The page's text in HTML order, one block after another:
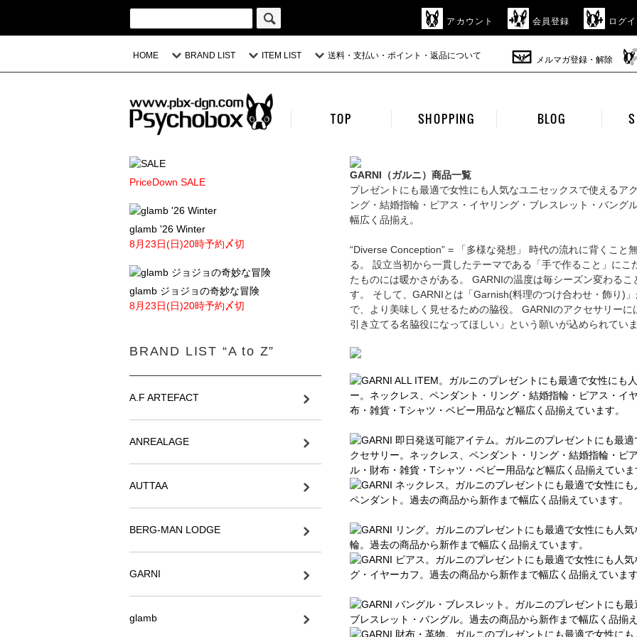
アカウント 会員登録 ログ
HOME BRAND LIST ITEM LIST 送料・支払い・ポイント・返品について メルマガ登録・解除
TOP SHOPPING BLOG
GARNI（ガルニ）商品一覧
プレゼントにも最適で女性にも人気なユニセックスで使えるア
ング・結婚指輪・ピアス・イヤリング・ブレスレット・バング
幅広く品揃え。
“Diverse Conception” = 「多様な発想」 時代の流れに背くこと
る。 設立当初から一貫したテーマである「手で作ること」に
たものには暖かさがある。 GARNIの温度は毎シーズン変わる
す。 そして、GARNIとは「Garnish(料理のつけ合わせ・飾り)
で、より美味しく見せるための脇役。 GARNIのアクセサリー
引き立てる名脇役になってほしい」という願いが込められてい
PriceDown SALE
glamb '26 Winter
8月23日(日)20時予約〆切
glamb ジョジョの奇妙な冒険
8月23日(日)20時予約〆切
BRAND LIST “A to Z”
A.F ARTEFACT
ANREALAGE
AUTTAA
BERG-MAN LODGE
GARNI
glamb